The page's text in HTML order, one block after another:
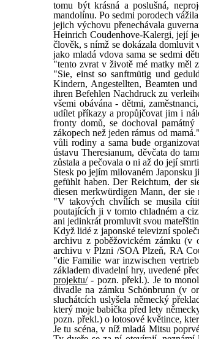
tomu být krásná a poslušná,
mandolínu. Po sedmi porodech
jejich výchovu přenechávala
Heinrich Coudenhove-Kalergi, její
člověk, s nímž se dokázala domluvit
jako mladá vdova sama se sedmi
"tento zvrat v životě mé matky měl
"Sie, einst so sanftmütig und
Kindern, Angestellten, Beamten
ihren Befehlen Nachdruck zu
všemi obávána - dětmi,
udílet příkazy a propůjčovat jim i
fronty domů, se dochoval
zákopech než jeden rámus od
vůli rodiny a sama bude
ústavu Theresianum, děvčata do
zůstala a pečovala o ni až do její
Stesk po jejím milovaném Japonsku
gefühlt haben. Der Reichtum, der
diesen merkwürdigen Mann, der
"V takových chvílích se musila
poutajících ji v tomto chladném a
ani jedinkrát promluvit svou
Když lidé z japonské televizní
archivu z poběžovickém zámku (v
archivu v Plzni /SOA Plzeň, RA
"die Familie war inzwischen
základem divadelní hry, uvedené
projektu/- pozn. překl.). Je to
divadle na zámku Schönbrunn (v
sluchátcích uslyšela německý
který moje babička před lety
pozn. překl.) o lotosové květince,
Je tu scéna, v níž mladá Mitsu